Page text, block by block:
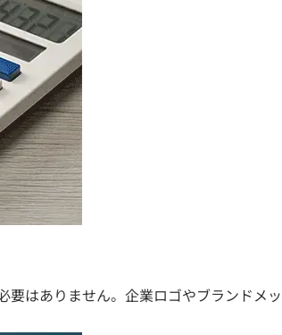
はありません。企業ロゴやブランドメ